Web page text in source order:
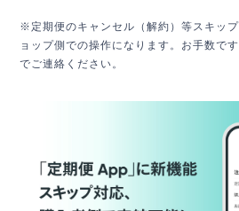
※定期便のキャンセル（解約）等スキッ
ョップ側での操作になります。お手数で
でご連絡ください。